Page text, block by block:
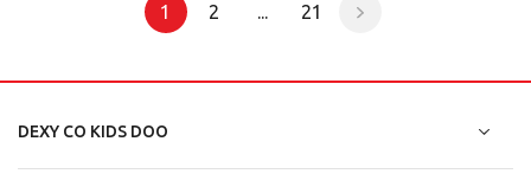
1 2 ... 21
DEXY CO KIDS DOO